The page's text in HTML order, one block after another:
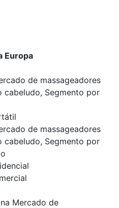
Europa
de massageadores
cabeludo, Segmento por
de massageadores
cabeludo, Segmento por
Mercado de